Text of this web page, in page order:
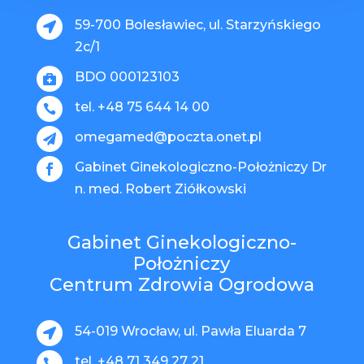

59-700 Bolesławiec, ul. Starzyńskiego
2c/1
 BDO 000123103
 tel. +48 75 644 14 00
 omegamed@poczta.onet.pl

Gabinet Ginekologiczno-Położniczy Dr
n. med. Robert Ziółkowski
Gabinet Ginekologiczno-
Położniczy
Centrum Zdrowia Ogrodowa
 54-019 Wrocław, ul. Pawła Eluarda 7